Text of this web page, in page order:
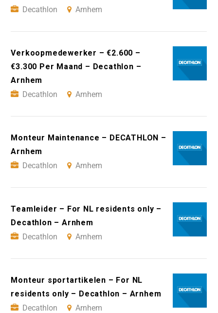
Decathlon
Arnhem
Verkoopmedewerker – €2.600 –
€3.300 Per Maand – Decathlon –
Arnhem
Decathlon
Arnhem
Monteur Maintenance – DECATHLON –
Arnhem
Decathlon
Arnhem
Teamleider – For NL residents only –
Decathlon – Arnhem
Decathlon
Arnhem
Monteur sportartikelen – For NL
residents only – Decathlon – Arnhem
Decathlon
Arnhem